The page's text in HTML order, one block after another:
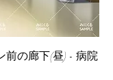
前の廊下(昼) - 病院